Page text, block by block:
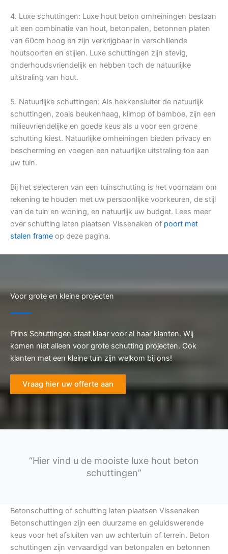
4. Luxe schuttingen: Luxe hout beton omheiningen bestaan
uit een combinatie van hout, betonpalen, betonnen platen
van 60cm hoog en zijn verkrijgbaar in verschillende
houtsoorten en stijlen. Luxe schuttingen zijn stevig,
onderhoudsvriendelijk en hebben toch de natuurlijke
uitstraling van hout.
5. Natuurlijke schuttingen: Als hekkensluiter de natuurlijk
schuttingen, zoals beukenhaag, klimop of bamboe, zijn een
milieuvriendelijke en goede keus als u voor een groene
schutting kiest. Natuurlijke omheiningen bieden privacy en
bescherming en voegen een natuurlijke uitstraling toe aan
uw tuin.
Bij het selecteren van een tuinschutting is het voornaam om
rekening te houden met uw persoonlijke voorkeuren, de stijl
van de tuin en woning, en natuurlijk uw budget. Lees meer
over schutting laten plaatsen Vissenaken of poort met
stalen frame op deze pagina.
Voor grote en kleine projecten
Prins Schuttingen staat klaar voor al haar klanten. Wij
komen niet alleen voor grote schutting projecten. Ook
klanten met een kleine tuin zijn welkom bij ons!
Vraag hier uw offerte aan
“Hier vind u de mooiste luxe hout beton
schuttingen”
Betonschutting of schutting laten plaatsen Vissenaken
Betonschuttingen zijn een duurzame en geluidswerende
keus voor het afsluiten van uw achtertuin of terrein. Beton
schuttingen zijn vervaardigd van betonpalen en betonnen